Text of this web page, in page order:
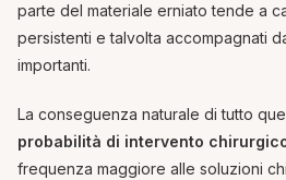
parte del materiale erniato tende a
persistenti e talvolta accompagnati
importanti.
La conseguenza naturale di tutto
probabilità di intervento
frequenza maggiore alle soluzioni